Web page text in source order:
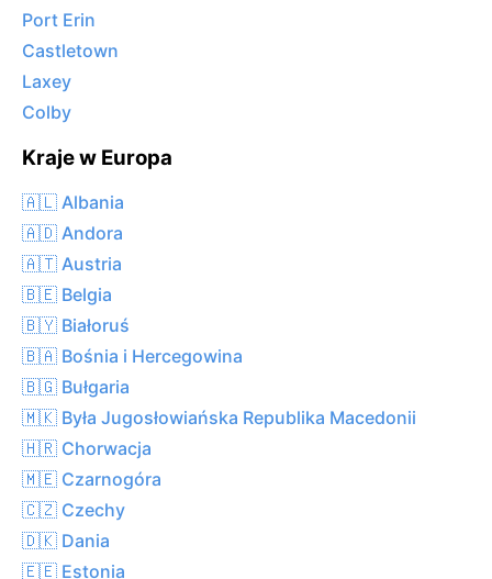
Port Erin
Castletown
Laxey
Colby
Kraje w Europa
🇦🇱 Albania
🇦🇩 Andora
🇦🇹 Austria
🇧🇪 Belgia
🇧🇾 Białoruś
🇧🇦 Bośnia i Hercegowina
🇧🇬 Bułgaria
🇲🇰 Była Jugosłowiańska Republika Macedonii
🇭🇷 Chorwacja
🇲🇪 Czarnogóra
🇨🇿 Czechy
🇩🇰 Dania
🇪🇪 Estonia